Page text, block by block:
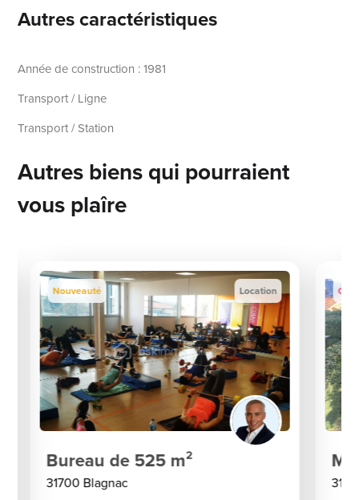
Autres caractéristiques
Année de construction : 1981
Transport / Ligne
Transport / Station
Autres biens qui pourraient
vous plaîre
Nouveauté Location
Bureau de 525 m²
31700 Blagnac